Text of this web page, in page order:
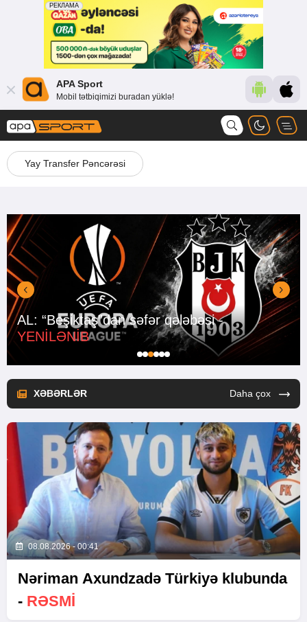
APA Sport
Mobil tətbiqimizi buradan yüklə!
Yay Transfer Pəncərəsi
AL: “Beşiktaş”dan səfər qələbəsi -
YENİLƏNİB
XƏBƏRLƏR Daha çox
08.08.2026 - 00:41
Nəriman Axundzadə Türkiyə klubunda
- RƏSMİ